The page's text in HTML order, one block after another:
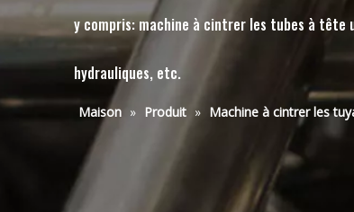
y compris: machine à cintrer les tubes à tête
hydrauliques, etc.
Maison » Produit » Machine à cintrer les